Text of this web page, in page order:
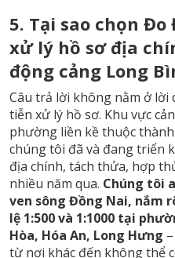
5. Tại sao chọn
xử lý hồ sơ địa
động cảng Long
Câu trả lời không nằm ở lời
tiễn xử lý hồ sơ. Khu vực
phường liền kề thuộc
chúng tôi đã và đang triển
địa chính, tách thửa, hợp
nhiều năm qua. Chúng tôi
ven sông Đồng Nai, nắm
lệ 1:500 và 1:1000 tại
Hòa, Hóa An, Long Hưng
từ nơi khác đến không thể